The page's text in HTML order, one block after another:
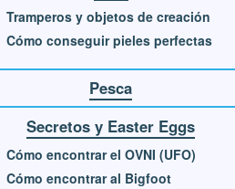
Tramperos y objetos de creación
Cómo conseguir pieles perfectas
Pesca
Secretos y Easter Eggs
Cómo encontrar el OVNI (UFO)
Cómo encontrar al Bigfoot